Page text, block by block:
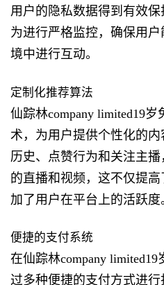
用户的隐私数据得到有效
为进行严格监控，确保用
境中进行互动。
定制化推荐算法
仙踪林company limited19
术，为用户提供个性化的
历史、点赞行为和关注主
的直播和视频，这不仅提
加了用户在平台上的活跃度
便捷的支付系统
在仙踪林company
过多种便捷的支付方式进